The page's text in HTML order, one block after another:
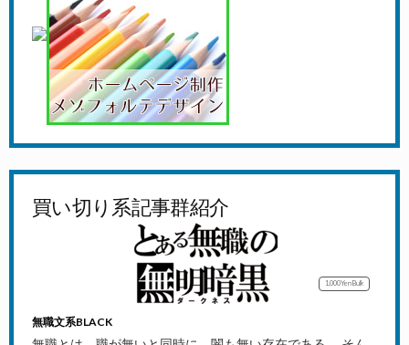
買い切り系記事群紹介
1,000YenBulk
無職文系BLACK